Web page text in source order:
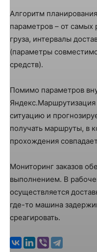
Алгоритм
параметров – от самых
груза, интервалы
(параметры
средств).
Помимо параметров
ситуацию и
получать маршруты, в
прохождения
Мониторинг заказов
выполнением. В
осуществляется
где-то машина
среагировать.